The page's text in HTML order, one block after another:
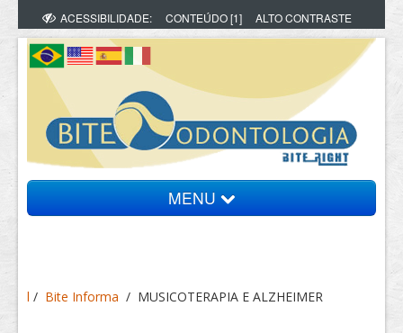
ACESSIBILIDADE: CONTEÚDO [1] ALTO CONTRASTE
MENU
Vídeos
l / Bite Informa / MUSICOTERAPIA E ALZHEIMER